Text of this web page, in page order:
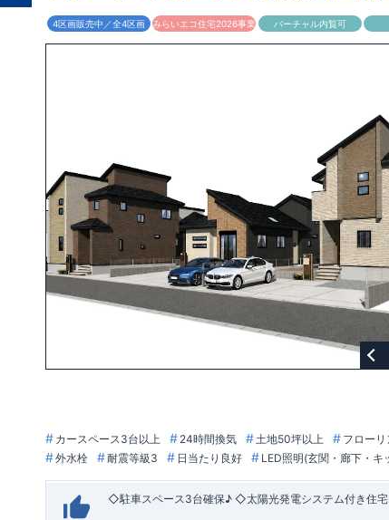
4区画販売中／全4区画 みらいエコ住宅2026事業 バーチャル内覧可
カースペース3台以上 24時間換気 土地50坪以上 フローリ
外水栓
耐震等級3 日当たり良好 LED照明(玄関・廊下・キ
◇駐車スペース3台確保♪ ◇太陽光発電システム付き住